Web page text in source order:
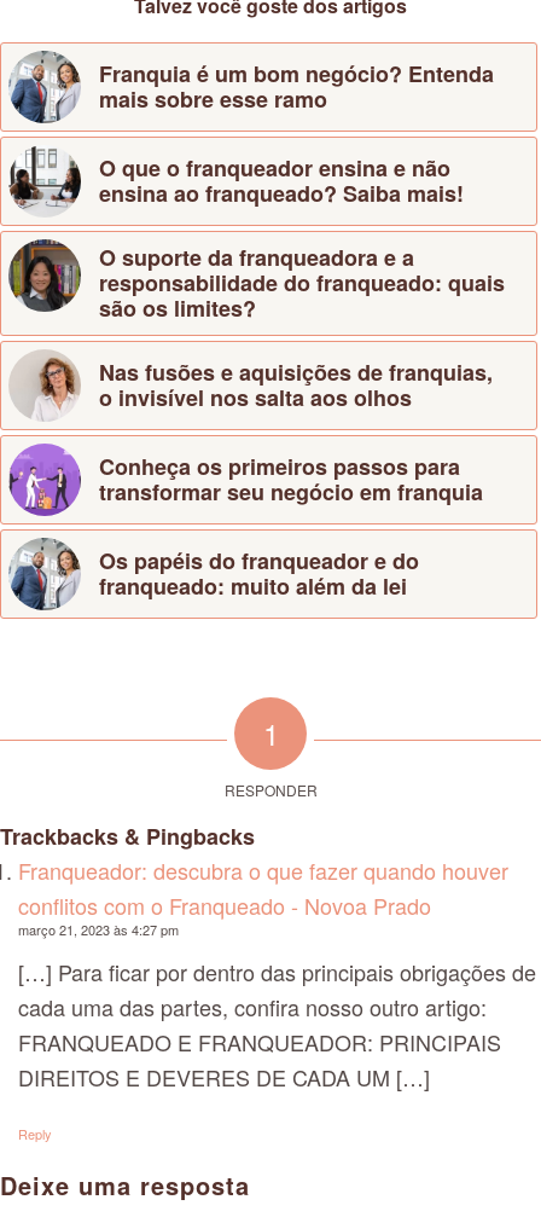
Franquia é um bom negócio? Entenda
mais sobre esse ramo
O que o franqueador ensina e não
ensina ao franqueado? Saiba mais!
O suporte da franqueadora e a
responsabilidade do franqueado: quais
são os limites?
Nas fusões e aquisições de franquias,
o invisível nos salta aos olhos
Conheça os primeiros passos para
transformar seu negócio em franquia
Os papéis do franqueador e do
franqueado: muito além da lei
1
RESPONDER
Trackbacks & Pingbacks
Franqueador: descubra o que fazer quando houver
conflitos com o Franqueado - Novoa Prado
março 21, 2023 às 4:27 pm
[…] Para ficar por dentro das principais obrigações de
cada uma das partes, confira nosso outro artigo:
FRANQUEADO E FRANQUEADOR: PRINCIPAIS
DIREITOS E DEVERES DE CADA UM […]
Reply
Deixe uma resposta